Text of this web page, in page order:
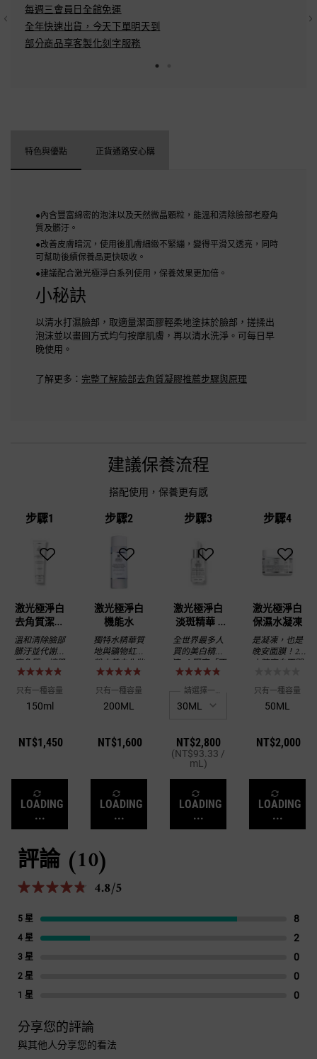
每週三會員日全館免運
全年快速出貨，今天下單明天到​
部分商品享客製化刻字服務​
特色與優點 正貨通路安心購
●內含豐富綿密的泡沫以及天然微晶顆粒，能溫和清除臉部老廢角
質及髒汙。
●改善皮膚暗沉，使用後肌膚細緻不緊繃，變得平滑又透亮，同時
可幫助後續保養品更快吸收。
●建議配合激光極淨白系列使用，保養效果更加倍。
小秘訣
以清水打濕臉部，取適量潔面膠輕柔地塗抹於臉部，搓揉出
泡沫並以畫圓方式均勻按摩肌膚，再以清水洗淨。可每日早
晚使用。
了解更多： 完整了解臉部去角質凝膠推薦步驟與原理​
建議保養流程
搭配使用，保養更有感
步驟1
激光極淨白
去角質潔面
膠
溫和清除臉部
髒汙並代謝老
廢角質，讓肌
膚平滑、透亮
有光澤
只有一種容量
150ml
NT$1,450
LOADING
...
步驟2
激光極淨白
機能水
獨特水精華質
地與礦物虹光
粉末美白化妝
水，能有效提
升肌膚保濕及
透亮度
只有一種容量
200ML
NT$1,600
LOADING
...
步驟3
激光極淨白
淡斑精華 -
美白精華液
推薦／7天淡
斑 偕同膠原
蛋白作用
全世界最多人
買的美白精華
液*！獨家「不
怕氧化的維他
命C」，用皮膚
科醫師配方，
亮出水嫩皮！7
作用！
請選擇一個容量
NT$2,800
(NT$93.33 /
mL)
LOADING
...
步驟4
激光極淨白
保濕水凝凍
是凝凍，也是
晚安面膜！24
小時亮白不間
只有一種容量
50ML
NT$2,000
LOADING
...
PDP Reviews
評論 (10)
4.8 out of 5 stars. 4.8/5
5 星 8
4 星 2
3 星 0
2 星 0
1 星 0
分享您的評論
與其他人分享您的看法